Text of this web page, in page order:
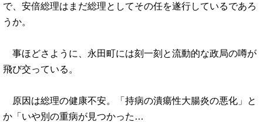
で、安倍総理はまだ総理としてその任を遂行しているであろ
うか。
事ほどさように、永田町には刻一刻と流動的な政局の噂が
飛び交っている。
原因は総理の健康不安。「持病の潰瘍性大腸炎の悪化」と
か「いや別の重病が見つかった…